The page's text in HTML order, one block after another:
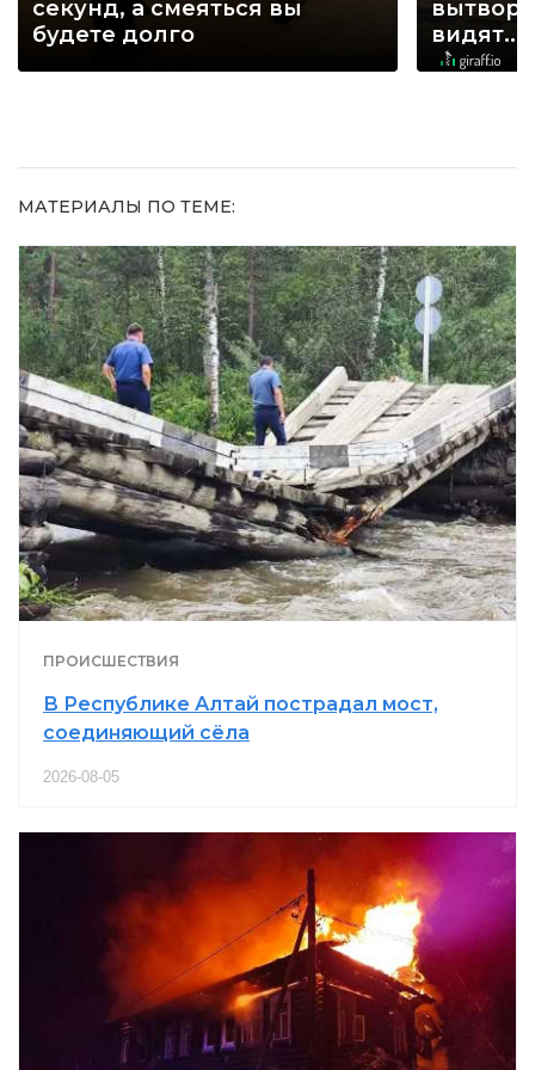
секунд, а смеяться вы
будете долго
видят...
МАТЕРИАЛЫ ПО ТЕМЕ:
ПРОИСШЕСТВИЯ
В Республике Алтай пострадал мост,
соединяющий сёла
2026-08-05